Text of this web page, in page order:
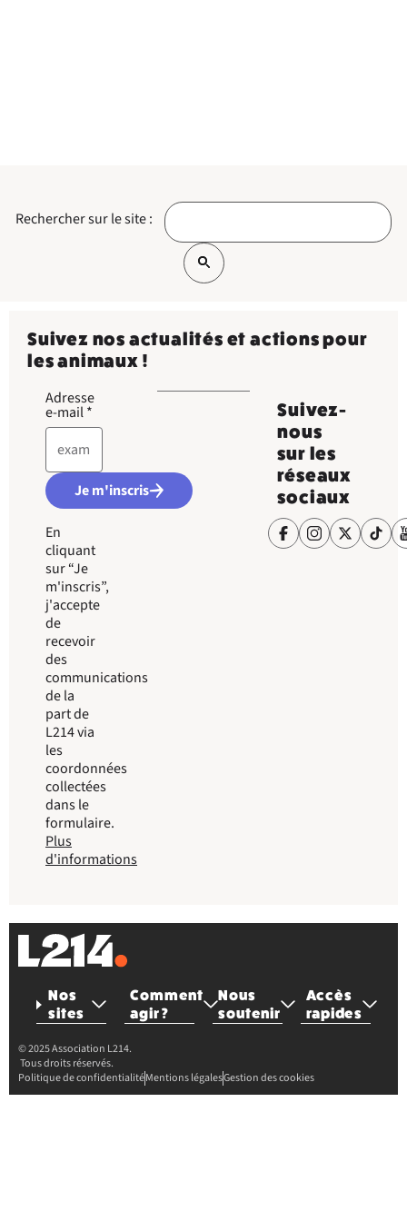
Rechercher sur le site :
Suivez nos actualités et actions pour
les animaux !
Adresse
e-mail*
Je m'inscris
En
cliquant
sur “Je
m'inscris”,
j'accepte
de
recevoir
des
communications
de la
part de
L214 via
les
coordonnées
collectées
dans le
formulaire.
Plus
d'informations
Suivez-
nous
sur les
réseaux
sociaux
Nos
sites
Comment
agir ?
Nous
soutenir
Accès
rapides
© 2025 Association L214.
Tous droits réservés.
Politique de confidentialitéMentions légalesGestion des cookies